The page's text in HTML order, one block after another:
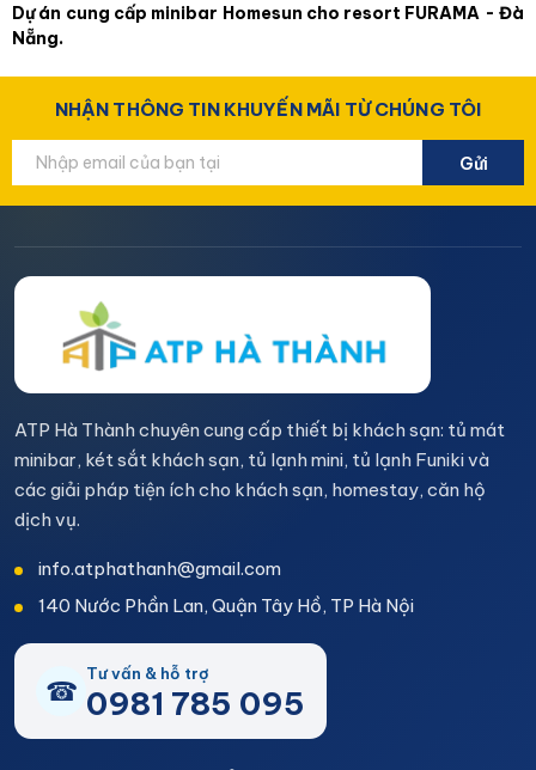
Dự án cung cấp minibar Homesun cho resort FURAMA - Đà
Nẵng.
NHẬN THÔNG TIN KHUYẾN MÃI TỪ CHÚNG TÔI
Gửi
ATP Hà Thành chuyên cung cấp thiết bị khách sạn: tủ mát
minibar, két sắt khách sạn, tủ lạnh mini, tủ lạnh Funiki và
các giải pháp tiện ích cho khách sạn, homestay, căn hộ
dịch vụ.
info.atphathanh@gmail.com
140 Nước Phần Lan, Quận Tây Hồ, TP Hà Nội
☎
Tư vấn & hỗ trợ
0981 785 095